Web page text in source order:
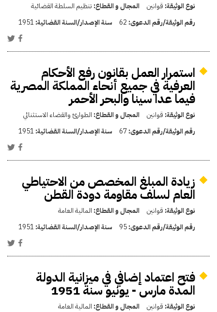
نوع الوثيقة: قوانين المجال و القطاع: تنظيم السلطة القضائية
رقم الوثيقة/رقم الدعوى: 62 سنة الإصدار/السنة القضائية: 1951
استمرار العمل بقانون رفع الأحكام
العرفية في جميع أنحاء المملكة المصرية
فيما عدا سينا والبحر الأحمر
نوع الوثيقة: قوانين المجال و القطاع: الطوارئ والقضاء الاستثنائي
رقم الوثيقة/رقم الدعوى:67 سنة الإصدار/السنة القضائية: 1951
زيادة المبلغ المخصص من الاحتياطي
العام لسلف مقاومة دودة القطن
نوع الوثيقة: قوانين المجال و القطاع: المالية العامة
رقم الوثيقة/رقم الدعوى:95 سنة الإصدار/السنة القضائية: 1951
فتح اعتماد إضافي في ميزانية الدولة
المدة مارس - يونيو سنة 1951
نوع الوثيقة: قوانين المجال و القطاع: المالية العامة